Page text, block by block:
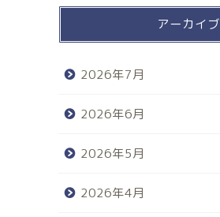
アーカイブ
2026年7月
2026年6月
2026年5月
2026年4月